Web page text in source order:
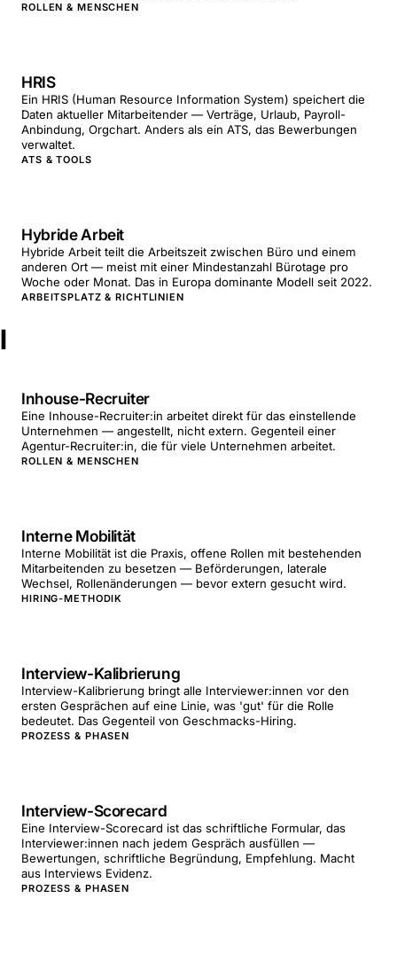
ROLLEN & MENSCHEN
HRIS
Ein HRIS (Human Resource Information System) speichert die
Daten aktueller Mitarbeitender — Verträge, Urlaub, Payroll-
Anbindung, Orgchart. Anders als ein ATS, das Bewerbungen
verwaltet.
ATS & TOOLS
Hybride Arbeit
Hybride Arbeit teilt die Arbeitszeit zwischen Büro und einem
anderen Ort — meist mit einer Mindestanzahl Bürotage pro
Woche oder Monat. Das in Europa dominante Modell seit 2022.
ARBEITSPLATZ & RICHTLINIEN
I
Inhouse-Recruiter
Eine Inhouse-Recruiter:in arbeitet direkt für das einstellende
Unternehmen — angestellt, nicht extern. Gegenteil einer
Agentur-Recruiter:in, die für viele Unternehmen arbeitet.
ROLLEN & MENSCHEN
Interne Mobilität
Interne Mobilität ist die Praxis, offene Rollen mit bestehenden
Mitarbeitenden zu besetzen — Beförderungen, laterale
Wechsel, Rollenänderungen — bevor extern gesucht wird.
HIRING-METHODIK
Interview-Kalibrierung
Interview-Kalibrierung bringt alle Interviewer:innen vor den
ersten Gesprächen auf eine Linie, was 'gut' für die Rolle
bedeutet. Das Gegenteil von Geschmacks-Hiring.
PROZESS & PHASEN
Interview-Scorecard
Eine Interview-Scorecard ist das schriftliche Formular, das
Interviewer:innen nach jedem Gespräch ausfüllen —
Bewertungen, schriftliche Begründung, Empfehlung. Macht
aus Interviews Evidenz.
PROZESS & PHASEN